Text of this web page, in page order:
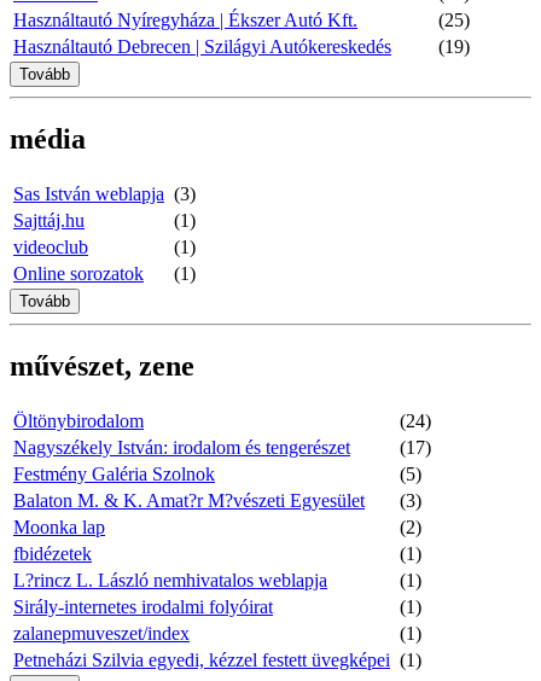
Használtautó Nyíregyháza | Ékszer Autó Kft.
(25)
Használtautó Debrecen | Szilágyi Autókereskedés
(19)
Tovább
média
Sas István weblapja (3)
Sajttáj.hu
(1)
videoclub
(1)
Online sorozatok
(1)
Tovább
művészet, zene
Öltönybirodalom
(24)
Nagyszékely István: irodalom és tengerészet
(17)
Festmény Galéria Szolnok
(5)
Balaton M. & K. Amat?r M?vészeti Egyesület
(3)
Moonka lap
(2)
fbidézetek
(1)
L?rincz L. László nemhivatalos weblapja
(1)
Sirály-internetes irodalmi folyóirat
(1)
zalanepmuveszet/index
(1)
Petneházi Szilvia egyedi, kézzel festett üvegképei (1)